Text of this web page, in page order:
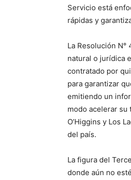
Servicio está
rápidas y
La Resolución
natural o jurídica
contratado por
para garantizar
emitiendo un
modo acelerar su
O’Higgins y Los
del país.
La figura del
donde aún no